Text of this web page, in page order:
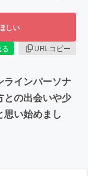
しい
URLコピー
ラインパーソナ
との出会いや少
思い始めまし